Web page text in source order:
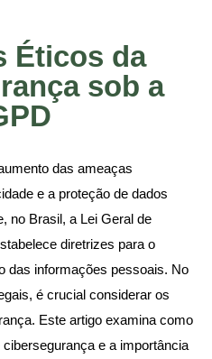
Éticos da
sob a
das ameaças
e a proteção de dados
no Brasil, a Lei Geral de
diretrizes para o
das informações pessoais. No
é crucial considerar os
Este artigo examina como
e a importância